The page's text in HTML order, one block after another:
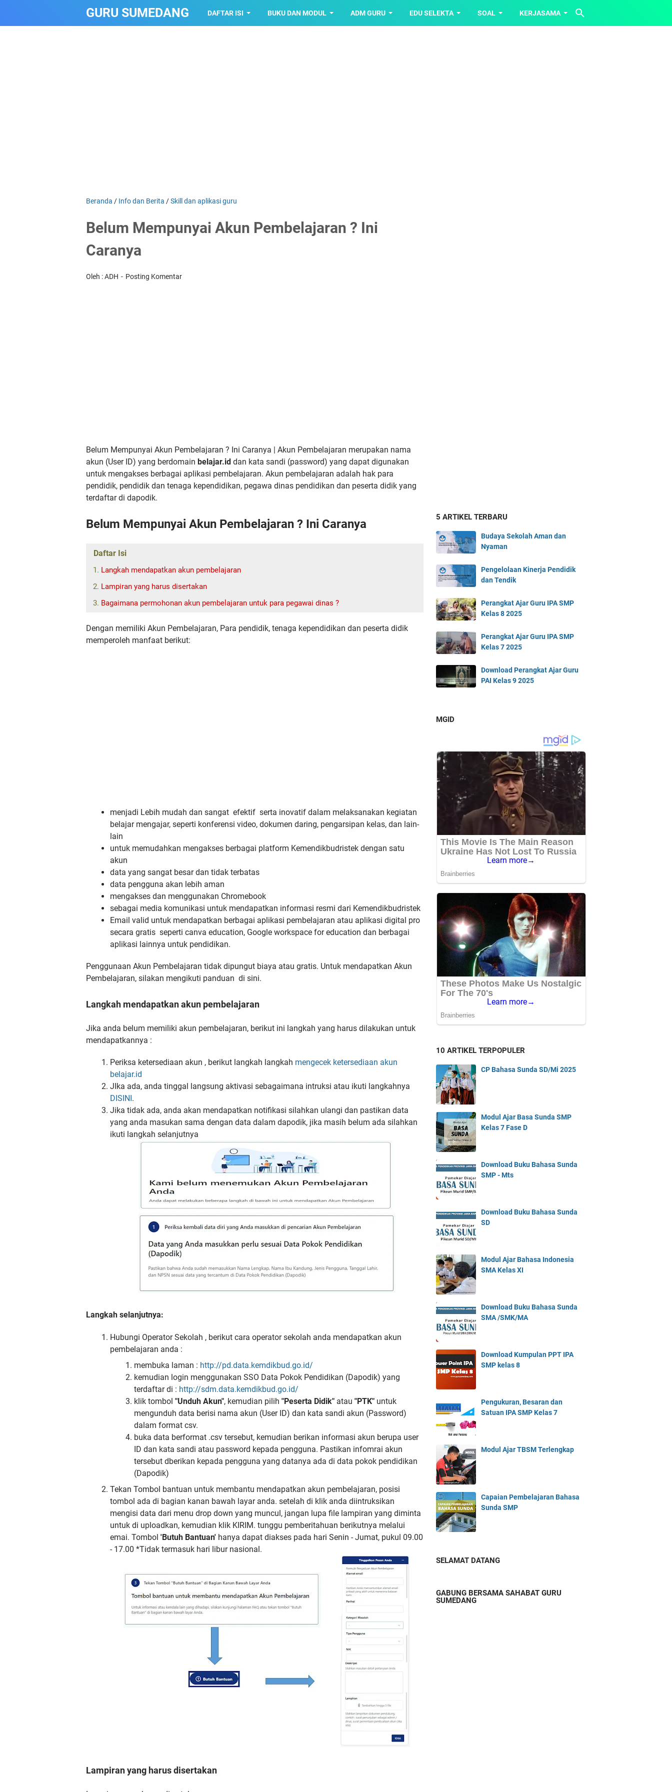
GURU SUMEDANG DAFTAR ISI BUKU DAN MODUL ADM GURU EDU SELEKTA SOAL KERJASAMA
Beranda / Info dan Berita /Skill dan aplikasi guru
Belum Mempunyai Akun Pembelajaran ? Ini
Caranya
Oleh : ADH Posting Komentar
Belum Mempunyai Akun Pembelajaran ? Ini Caranya | Akun Pembelajaran merupakan nama
akun (User ID) yang berdomain belajar.id dan kata sandi (password) yang dapat digunakan
untuk mengakses berbagai aplikasi pembelajaran. Akun pembelajaran adalah hak para
pendidik, pendidik dan tenaga kependidikan, pegawa dinas pendidikan dan peserta didik yang
terdaftar di dapodik.
Belum Mempunyai Akun Pembelajaran ? Ini Caranya
Daftar Isi
Langkah mendapatkan akun pembelajaran
Lampiran yang harus disertakan
Bagaimana permohonan akun pembelajaran untuk para pegawai dinas ?
Dengan memiliki Akun Pembelajaran, Para pendidik, tenaga kependidikan dan peserta didik
memperoleh manfaat berikut:
menjadi Lebih mudah dan sangat efektif serta inovatif dalam melaksanakan kegiatan
belajar mengajar, seperti konferensi video, dokumen daring, pengarsipan kelas, dan lain-
lain
untuk memudahkan mengakses berbagai platform Kemendikbudristek dengan satu
akun
data yang sangat besar dan tidak terbatas
data pengguna akan lebih aman
mengakses dan menggunakan Chromebook
sebagai media komunikasi untuk mendapatkan informasi resmi dari Kemendikbudristek
Email valid untuk mendapatkan berbagai aplikasi pembelajaran atau aplikasi digital pro
secara gratis seperti canva education, Google workspace for education dan berbagai
aplikasi lainnya untuk pendidikan.
Penggunaan Akun Pembelajaran tidak dipungut biaya atau gratis. Untuk mendapatkan Akun
Pembelajaran, silakan mengikuti panduan di sini.
Langkah mendapatkan akun pembelajaran
Jika anda belum memiliki akun pembelajaran, berikut ini langkah yang harus dilakukan untuk
mendapatkannya :
Periksa ketersediaan akun , berikut langkah langkah mengecek ketersediaan akun
belajar.id
JIka ada, anda tinggal langsung aktivasi sebagaimana intruksi atau ikuti langkahnya
DISINI.
Jika tidak ada, anda akan mendapatkan notifikasi silahkan ulangi dan pastikan data
yang anda masukan sama dengan data dalam dapodik, jika masih belum ada silahkan
ikuti langkah selanjutnya
Langkah selanjutnya:
Hubungi Operator Sekolah , berikut cara operator sekolah anda mendapatkan akun
pembelajaran anda :
membuka laman : http://pd.data.kemdikbud.go.id/
kemudian login menggunakan SSO Data Pokok Pendidikan (Dapodik) yang
terdaftar di : http://sdm.data.kemdikbud.go.id/
klik tombol "Unduh Akun", kemudian pilih "Peserta Didik" atau "PTK" untuk
mengunduh data berisi nama akun (User ID) dan kata sandi akun (Password)
dalam format csv.
buka data berformat .csv tersebut, kemudian berikan informasi akun berupa user
ID dan kata sandi atau password kepada pengguna. Pastikan infomrai akun
tersebut dberikan kepada pengguna yang datanya ada di data pokok pendidikan
(Dapodik)
Tekan Tombol bantuan untuk membantu mendapatkan akun pembelajaran, posisi
tombol ada di bagian kanan bawah layar anda. setelah di klik anda diintruksikan
mengisi data dari menu drop down yang muncul, jangan lupa file lampiran yang diminta
untuk di uploadkan, kemudian klik KIRIM. tunggu pemberitahuan berikutnya melalui
emai. Tombol 'Butuh Bantuan' hanya dapat diakses pada hari Senin - Jumat, pukul 09.00
- 17.00 *Tidak termasuk hari libur nasional.
Lampiran yang harus disertakan
5 ARTIKEL TERBARU
Budaya Sekolah Aman dan
Nyaman
Pengelolaan Kinerja Pendidik
dan Tendik
Perangkat Ajar Guru IPA SMP
Kelas 8 2025
Perangkat Ajar Guru IPA SMP
Kelas 7 2025
Download Perangkat Ajar Guru
PAI Kelas 9 2025
MGID
10 ARTIKEL TERPOPULER
CP Bahasa Sunda SD/Mi 2025
Modul Ajar Basa Sunda SMP
Kelas 7 Fase D
Download Buku Bahasa Sunda
SMP - Mts
Download Buku Bahasa Sunda
SD
Modul Ajar Bahasa Indonesia
SMA Kelas XI
Download Buku Bahasa Sunda
SMA /SMK/MA
Download Kumpulan PPT IPA
SMP kelas 8
Pengukuran, Besaran dan
Satuan IPA SMP Kelas 7
Modul Ajar TBSM Terlengkap
Capaian Pembelajaran Bahasa
Sunda SMP
SELAMAT DATANG
GABUNG BERSAMA SAHABAT GURU
SUMEDANG